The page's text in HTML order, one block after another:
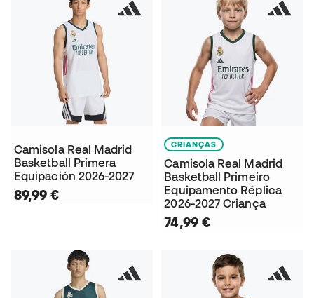
Camisola Real Madrid
Basketball Primera
Equipación 2026-2027
89,99 €
CRIANÇAS
Camisola Real Madrid
Basketball Primeiro
Equipamento Réplica
2026-2027 Criança
74,99 €